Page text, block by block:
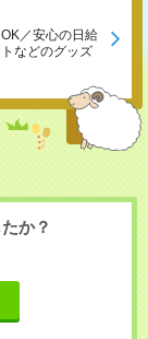
／安心の日給
などのグッズ
か？